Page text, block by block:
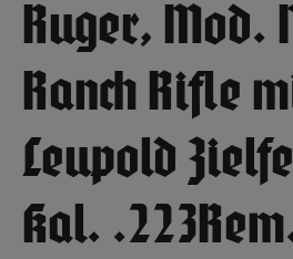
Ruger, Mod.
Ranch Rifle
Leupold
Kal.